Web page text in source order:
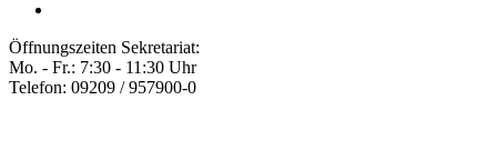
Öffnungszeiten Sekretariat:
Mo. - Fr.: 7:30 - 11:30 Uhr
Telefon: 09209 / 957900-0